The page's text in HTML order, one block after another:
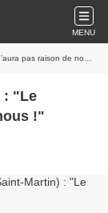
MENU
pas raison de nous !"
: "Le
!"